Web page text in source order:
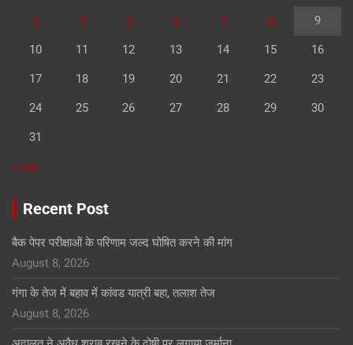
3 4 5 6 7 8 9
10 11 12 13 14 15 16
17 18 19 20 21 22 23
24 25 26 27 28 29 30
31
« Jul
Recent Post
बैक पेपर परीक्षाओं के परिणाम जल्द घोषित करने की मांग
August 8, 2026
गंगा के तेज में बहाव में कांवड यात्री बहा, तलाश तेज
August 8, 2026